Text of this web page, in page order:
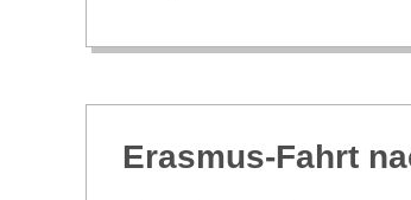
Eras­mus-Fahrt